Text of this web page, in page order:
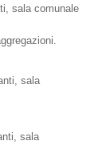
sala comunale
sala
sala